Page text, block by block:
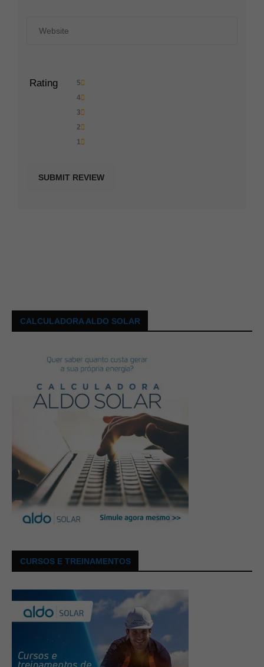
Rating
5
4
3
2
1
CALCULADORA ALDO SOLAR
CURSOS E TREINAMENTOS